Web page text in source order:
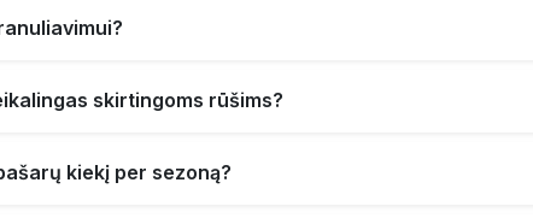
skirtingoms rūšims?
kiekį per sezoną?